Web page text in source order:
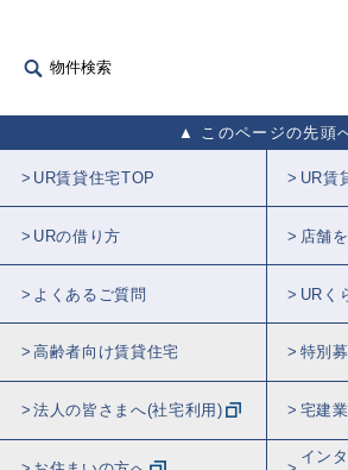
物件検索
このページの先頭
UR賃貸住宅TOP UR賃
URの借り方 店舗
よくあるご質問 URく
高齢者向け賃貸住宅 特別
法人の皆さまへ(社宅利用) 宅建
イン